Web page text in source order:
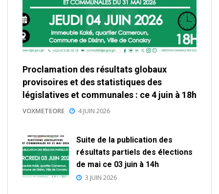
Proclamation des résultats globaux
provisoires et des statistiques des
législatives et communales : ce 4 juin à 18h
VOXMETEORE 4 JUIN 2026
Suite de la publication des
résultats partiels des élections
de mai ce 03 juin à 14h
3 JUIN 2026